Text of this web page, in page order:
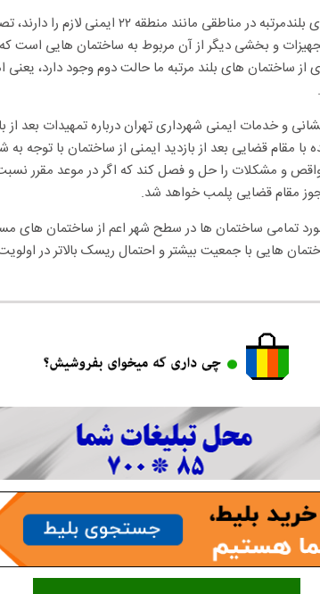
وی درباره اینکه آیا ساختمان های بلندمرتبه در
و بخشی دیگر از آن مربوط به ساختمان هایی است که
از ساختمان های بلند مرتبه ما حالت دوم وجود دارد، یعنی
و خدمات ایمنی شهرداری تهران درباره تمهیدات بعد از
مقام قضایی بعد از بازدید ایمنی از ساختمان با توجه
و مشکلات را حل و فصل کند که اگر در موعد مقرر
مقام قضایی پلمب خواهد شد.
تمامی ساختمان ها در سطح شهر اعم از ساختمان های
هایی با جمعیت بیشتر و احتمال ریسک بالاتر در اولویت